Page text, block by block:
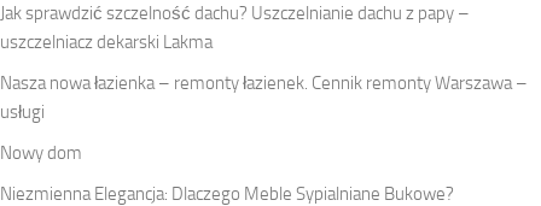
Jak sprawdzić szczelność dachu? Uszczelnianie dachu z papy –
uszczelniacz dekarski Lakma
Nasza nowa łazienka – remonty łazienek. Cennik remonty Warszawa –
usługi
Nowy dom
Niezmienna Elegancja: Dlaczego Meble Sypialniane Bukowe?